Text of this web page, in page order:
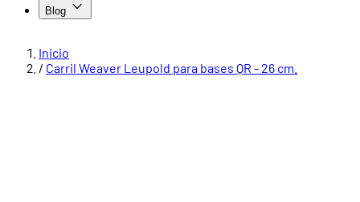
Blog
Inicio
/ Carril Weaver Leupold para bases QR - 26 cm.